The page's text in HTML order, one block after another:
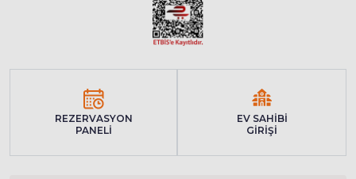
REZERVASYON
PANELİ
EV SAHİBİ
GİRİŞİ